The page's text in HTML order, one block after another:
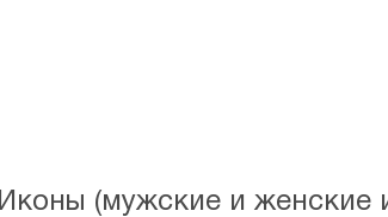
Иконы (мужские и женские